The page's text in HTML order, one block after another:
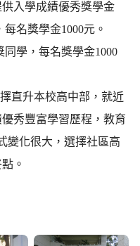
入學成績優秀獎學金
名獎學金1000元。
學，每名獎學金1000
直升本校高中部，就近
秀豐富學習歷程，教育
變化很大，選擇社區高
。